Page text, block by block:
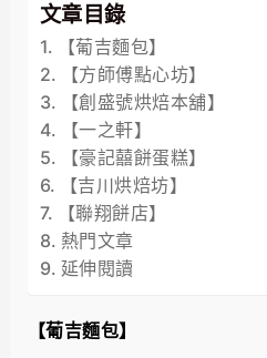
文章目錄
【葡吉麵包】
【方師傅點心坊】
【創盛號烘焙本舖】
【一之軒】
【豪記囍餅蛋糕】
【吉川烘焙坊】
【聯翔餅店】
熱門文章
延伸閱讀
【葡吉麵包】